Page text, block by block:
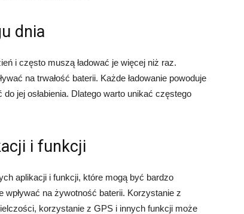
dnia
i często muszą ładować je więcej niż raz.
na trwałość baterii. Każde ładowanie powoduje
jej osłabienia. Dlatego warto unikać częstego
i funkcji
aplikacji i funkcji, które mogą być bardzo
na żywotność baterii. Korzystanie z
korzystanie z GPS i innych funkcji może